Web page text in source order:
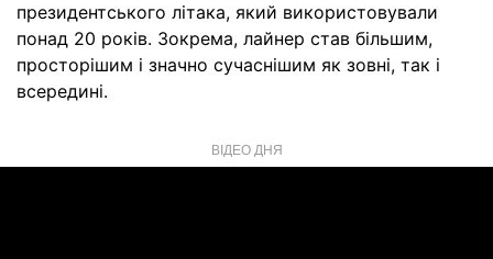
президентського літака, який використовували
понад 20 років. Зокрема, лайнер став більшим,
просторішим і значно сучаснішим як зовні, так і
всередині.
ВІДЕО ДНЯ